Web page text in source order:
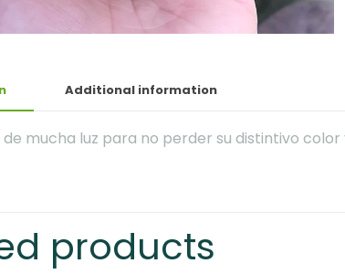
Additional information
mucha luz para no perder su distintivo
products